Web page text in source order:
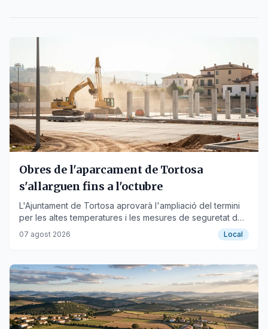
Obres de l'aparcament de Tortosa
s'allarguen fins a l'octubre
L'Ajuntament de Tortosa aprovarà l'ampliació del termini
per les altes temperatures i les mesures de seguretat dels
treballadors.
07 agost 2026 Local